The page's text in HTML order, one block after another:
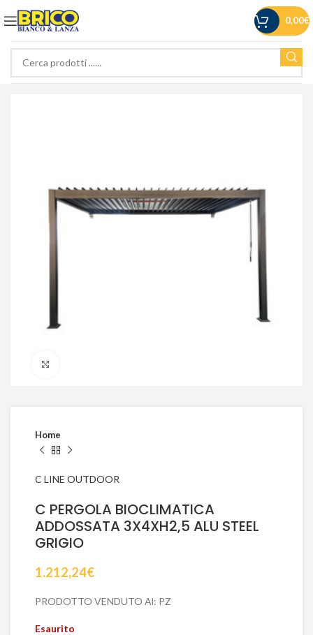
0,00€
Home
C LINE OUTDOOR
C PERGOLA BIOCLIMATICA
ADDOSSATA 3X4XH2,5 ALU STEEL
GRIGIO
1.212,24€
PRODOTTO VENDUTO Al: PZ
Esaurito